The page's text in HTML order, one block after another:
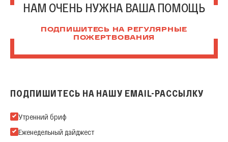
НАМ ОЧЕНЬ НУЖНА ВАША ПОМОЩЬ
ПОДПИШИТЕСЬ НА РЕГУЛЯРНЫЕ
ПОЖЕРТВОВАНИЯ
ПОДПИШИТЕСЬ НА НАШУ EMAIL-РАССЫЛКУ
Подпишитесь на нашу Email-рассылку
Утренний бриф
Еженедельный дайджест